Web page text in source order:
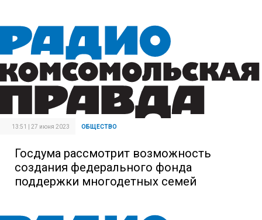
13:51 | 27 июня 2023 ОБЩЕСТВО
Госдума рассмотрит возможность
создания федерального фонда
поддержки многодетных семей